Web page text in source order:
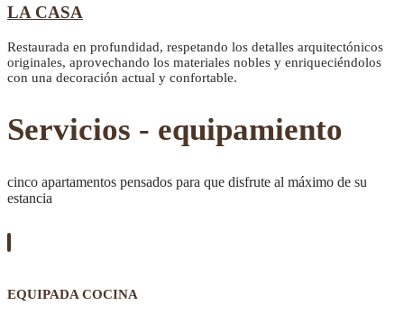
LA CASA
Restaurada en profundidad, respetando los detalles arquitectónicos
originales, aprovechando los materiales nobles y enriqueciéndolos
con una decoración actual y confortable.
Servicios - equipamiento
cinco apartamentos pensados para que disfrute al máximo de su
estancia
EQUIPADA COCINA